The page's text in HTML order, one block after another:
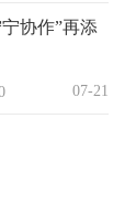
协作”再添
07-21